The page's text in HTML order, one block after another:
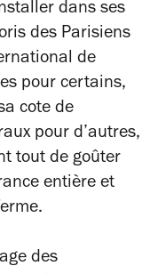
dans ses
des Parisiens
de
pour certains,
cote de
pour d’autres,
tout de goûter
entière et
des